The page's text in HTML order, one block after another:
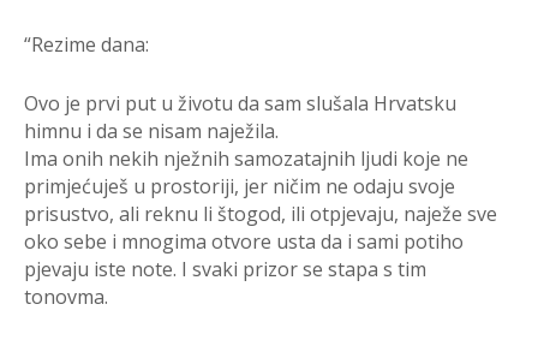
“Rezime dana:
Ovo je prvi put u životu da sam slušala Hrvatsku
himnu i da se nisam naježila.
Ima onih nekih nježnih samozatajnih ljudi koje ne
primjećuješ u prostoriji, jer ničim ne odaju svoje
prisustvo, ali reknu li štogod, ili otpjevaju, naježe sve
oko sebe i mnogima otvore usta da i sami potiho
pjevaju iste note. I svaki prizor se stapa s tim
tonovma.